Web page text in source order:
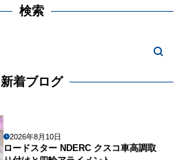
検索
新着ブログ
2026年8月10日
ロードスター NDERC クスコ車高調取